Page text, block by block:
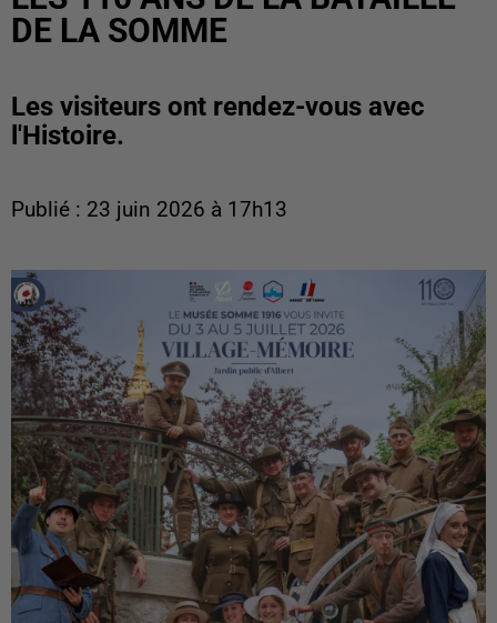
DE LA SOMME
Les visiteurs ont rendez-vous avec
l'Histoire.
Publié : 23 juin 2026 à 17h13